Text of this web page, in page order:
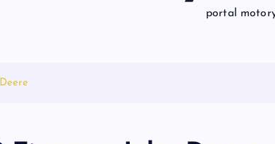
portal